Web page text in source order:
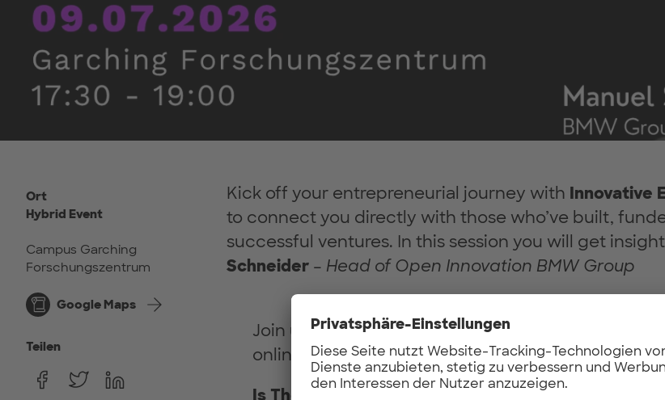
Ort
Hybrid Event
Campus Garching
Forschungszentrum
Google Maps
Teilen
Kick off your entrepreneurial journey with Innovative
to connect you directly with those who’ve built,
successful ventures. In this session you will get
Schneider– Head of Open Innovation BMW Group
Join us on-site at the Campus Garching
online to hear from:
Is There Room for Entrepreneurship in Large